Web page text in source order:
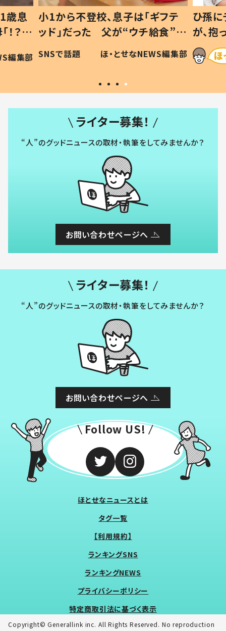
歳息
？」
編集部
小1から不登校、息子は「ギフテ
ッド」だった 父が“ウチ給食”を
作り続ける理由とは #令和の親
#令和の子
SNSで話題 ほ・とせなNEWS編集部
ひ孫
が、
「涙が
い」
ライター募集！
“人”のグッドニュースの取材・執筆をしてみませんか？
お問い合わせページへ
ライター募集！
“人”のグッドニュースの取材・執筆をしてみませんか？
お問い合わせページへ
Follow US!
ほとせなニュースとは
タグ一覧
【利用規約】
ランキングSNS
ランキングNEWS
プライバシーポリシー
特定商取引法に基づく表示
Copyright© Generallink inc. All Rights Reserved. No reproduction